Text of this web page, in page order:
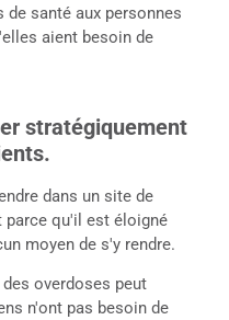
santé aux personnes
aient besoin de
stratégiquement
dans un site de
qu'il est éloigné
moyen de s'y rendre.
overdoses peut
n'ont pas besoin de